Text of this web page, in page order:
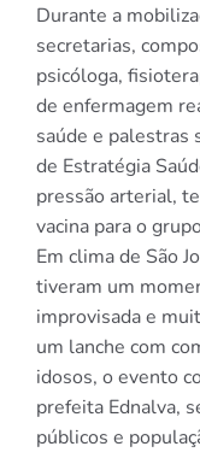
Durante a
secretarias,
psicóloga,
de enfermagem
saúde e palestras
de Estratégia
pressão arterial,
vacina para o
Em clima de São
tiveram um
improvisada e
um lanche com
idosos, o evento
prefeita Ednalva,
públicos e